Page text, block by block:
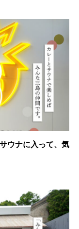
ウナに入って、気